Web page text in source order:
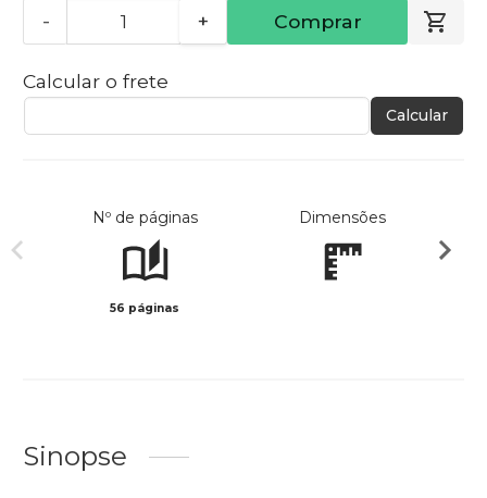
- + Comprar
Calcular o frete
Calcular
Nº de páginas
56 páginas
Dimensões
Sinopse